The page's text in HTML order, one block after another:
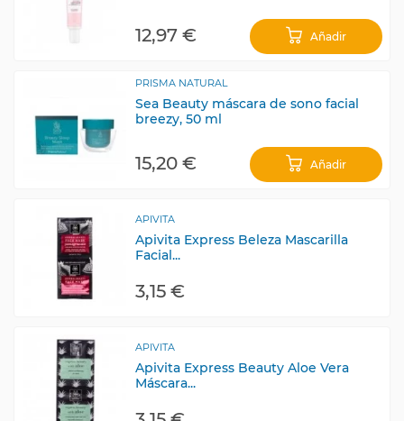
12,97 € Añadir
PRISMA NATURAL
Sea Beauty máscara de sono facial
breezy, 50 ml
15,20 € Añadir
APIVITA
Apivita Express Beleza Mascarilla
Facial...
3,15 €
APIVITA
Apivita Express Beauty Aloe Vera
Máscara...